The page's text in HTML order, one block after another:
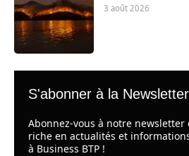
3 août 2026
S'abonner à la Newsletter
Abonnez-vous à notre newsletter
riche en actualités et
à Business BTP !